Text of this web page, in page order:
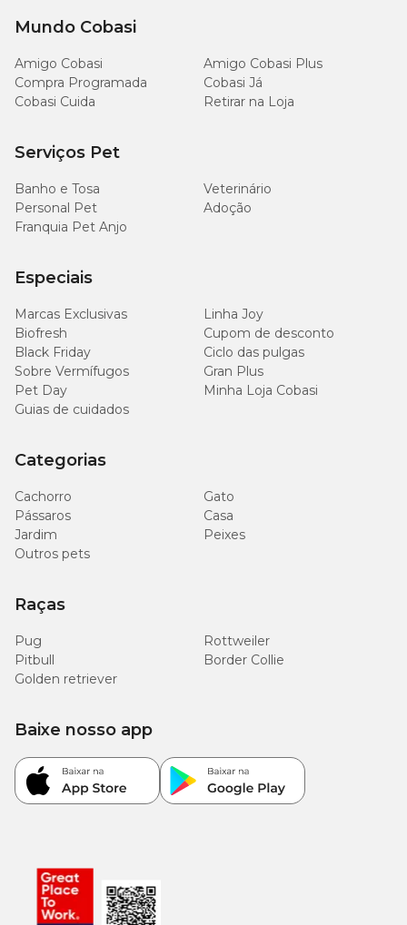
Mundo Cobasi
Amigo Cobasi
Amigo Cobasi Plus
Compra Programada
Cobasi Já
Cobasi Cuida
Retirar na Loja
Serviços Pet
Banho e Tosa
Veterinário
Personal Pet
Adoção
Franquia Pet Anjo
Especiais
Marcas Exclusivas
Linha Joy
Biofresh
Cupom de desconto
Black Friday
Ciclo das pulgas
Sobre Vermífugos
Gran Plus
Pet Day
Minha Loja Cobasi
Guias de cuidados
Categorias
Cachorro
Gato
Pássaros
Casa
Jardim
Peixes
Outros pets
Raças
Pug
Rottweiler
Pitbull
Border Collie
Golden retriever
Baixe nosso app